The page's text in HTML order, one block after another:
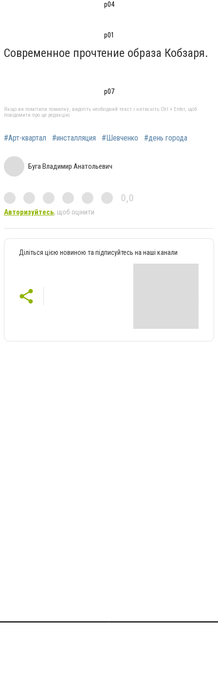
р04
р01
Современное прочтение образа Кобзаря.
р07
Якщо ви помітили помилку, виділіть необхідний текст і натисніть Ctrl + Enter, щоб
повідомити про це редакцію
#Арт-квартал #инсталляция #Шевченко #день города
Буга Владимир Анатольевич
0,0
Авторизуйтесь, щоб оцінити
Діліться цією новиною та підписуйтесь на наші канали